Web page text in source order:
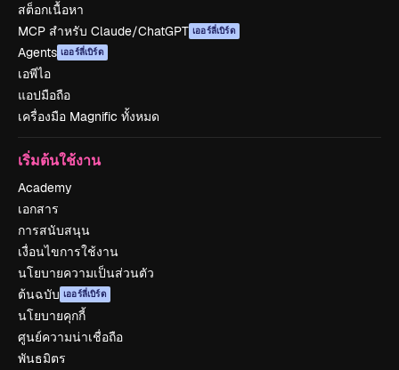
สต็อกเนื้อหา
MCP สำหรับ Claude/ChatGPT เออร์ลี่เบิร์ด
Agents เออร์ลี่เบิร์ด
เอพีไอ
แอปมือถือ
เครื่องมือ Magnific ทั้งหมด
เริ่มต้นใช้งาน
Academy
เอกสาร
การสนับสนุน
เงื่อนไขการใช้งาน
นโยบายความเป็นส่วนตัว
ต้นฉบับ เออร์ลี่เบิร์ด
นโยบายคุกกี้
ศูนย์ความน่าเชื่อถือ
พันธมิตร